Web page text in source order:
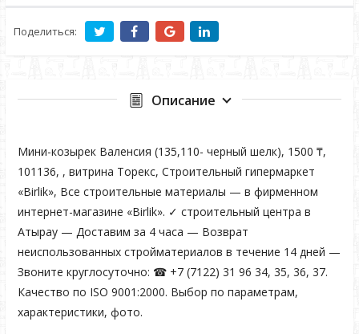
Поделиться:
Описание
Мини-козырек Валенсия (135,110- черный шелк), 1500 ₸,
101136, , витрина Торекс, Строительный гипермаркет
«Birlik», Все строительные материалы — в фирменном
интернет-магазине «Birlik». ✓ строительный центра в
Атырау — Доставим за 4 часа — Возврат
неиспользованных стройматериалов в течение 14 дней —
Звоните круглосуточно: ☎ +7 (7122) 31 96 34, 35, 36, 37.
Качество по ISO 9001:2000. Выбор по параметрам,
характеристики, фото.